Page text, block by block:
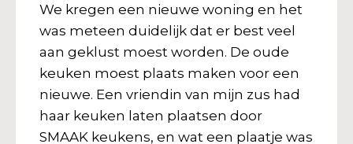
We kregen een nieuwe woning en het
was meteen duidelijk dat er best veel
aan geklust moest worden. De oude
keuken moest plaats maken voor een
nieuwe. Een vriendin van mijn zus had
haar keuken laten plaatsen door
SMAAK keukens, en wat een plaatje was